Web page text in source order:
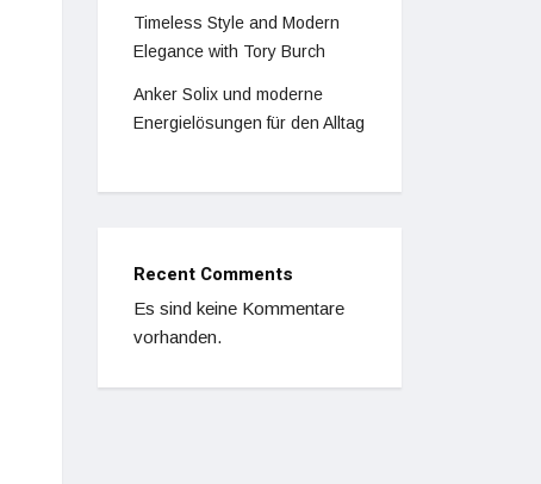
Timeless Style and Modern
Elegance with Tory Burch
Anker Solix und moderne
Energielösungen für den Alltag
Recent Comments
Es sind keine Kommentare
vorhanden.